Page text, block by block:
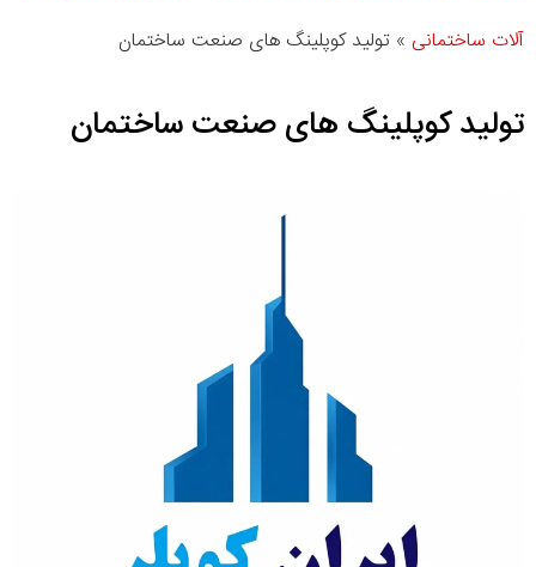
آلات ساختمانی » تولید کوپلینگ های صنعت ساختمان
تولید کوپلینگ های صنعت ساختمان